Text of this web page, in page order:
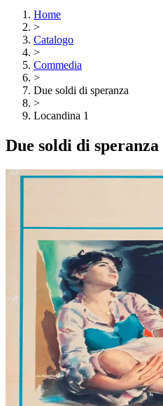
Home
>
Catalogo
>
Commedia
>
Due soldi di speranza
>
Locandina 1
Due soldi di speranza